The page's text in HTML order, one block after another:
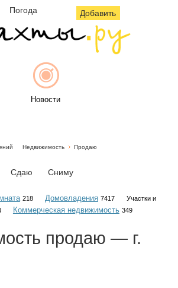
Погода Добавить
Новости
Объявления
Недвижимость Продаю
Сдаю Сниму
218 Домовладения 7417
Участки и
Коммерческая недвижимость 349
продаю — г.